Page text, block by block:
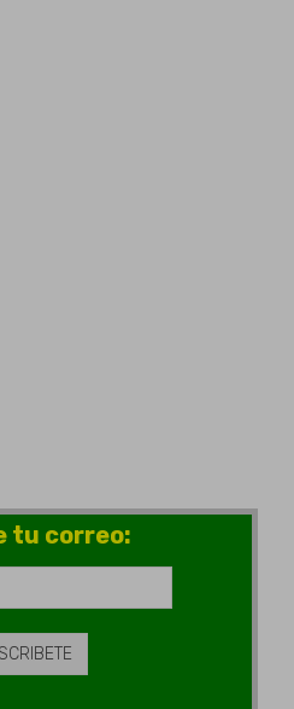
tu correo: